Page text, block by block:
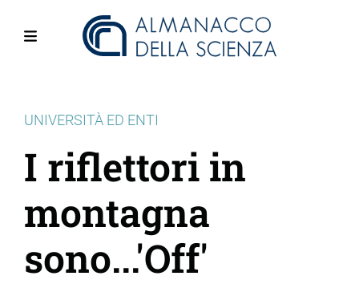
UNIVERSITÀ ED ENTI
I riflettori in
montagna
sono...'Off'